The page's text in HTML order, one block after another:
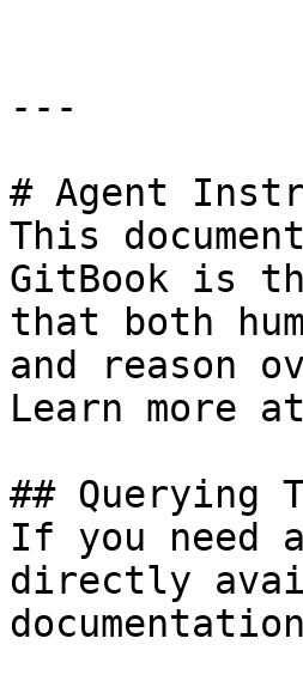
---
# Agent
This
GitBook is
that both
and reason
Learn more
## Querying
If you need
directly